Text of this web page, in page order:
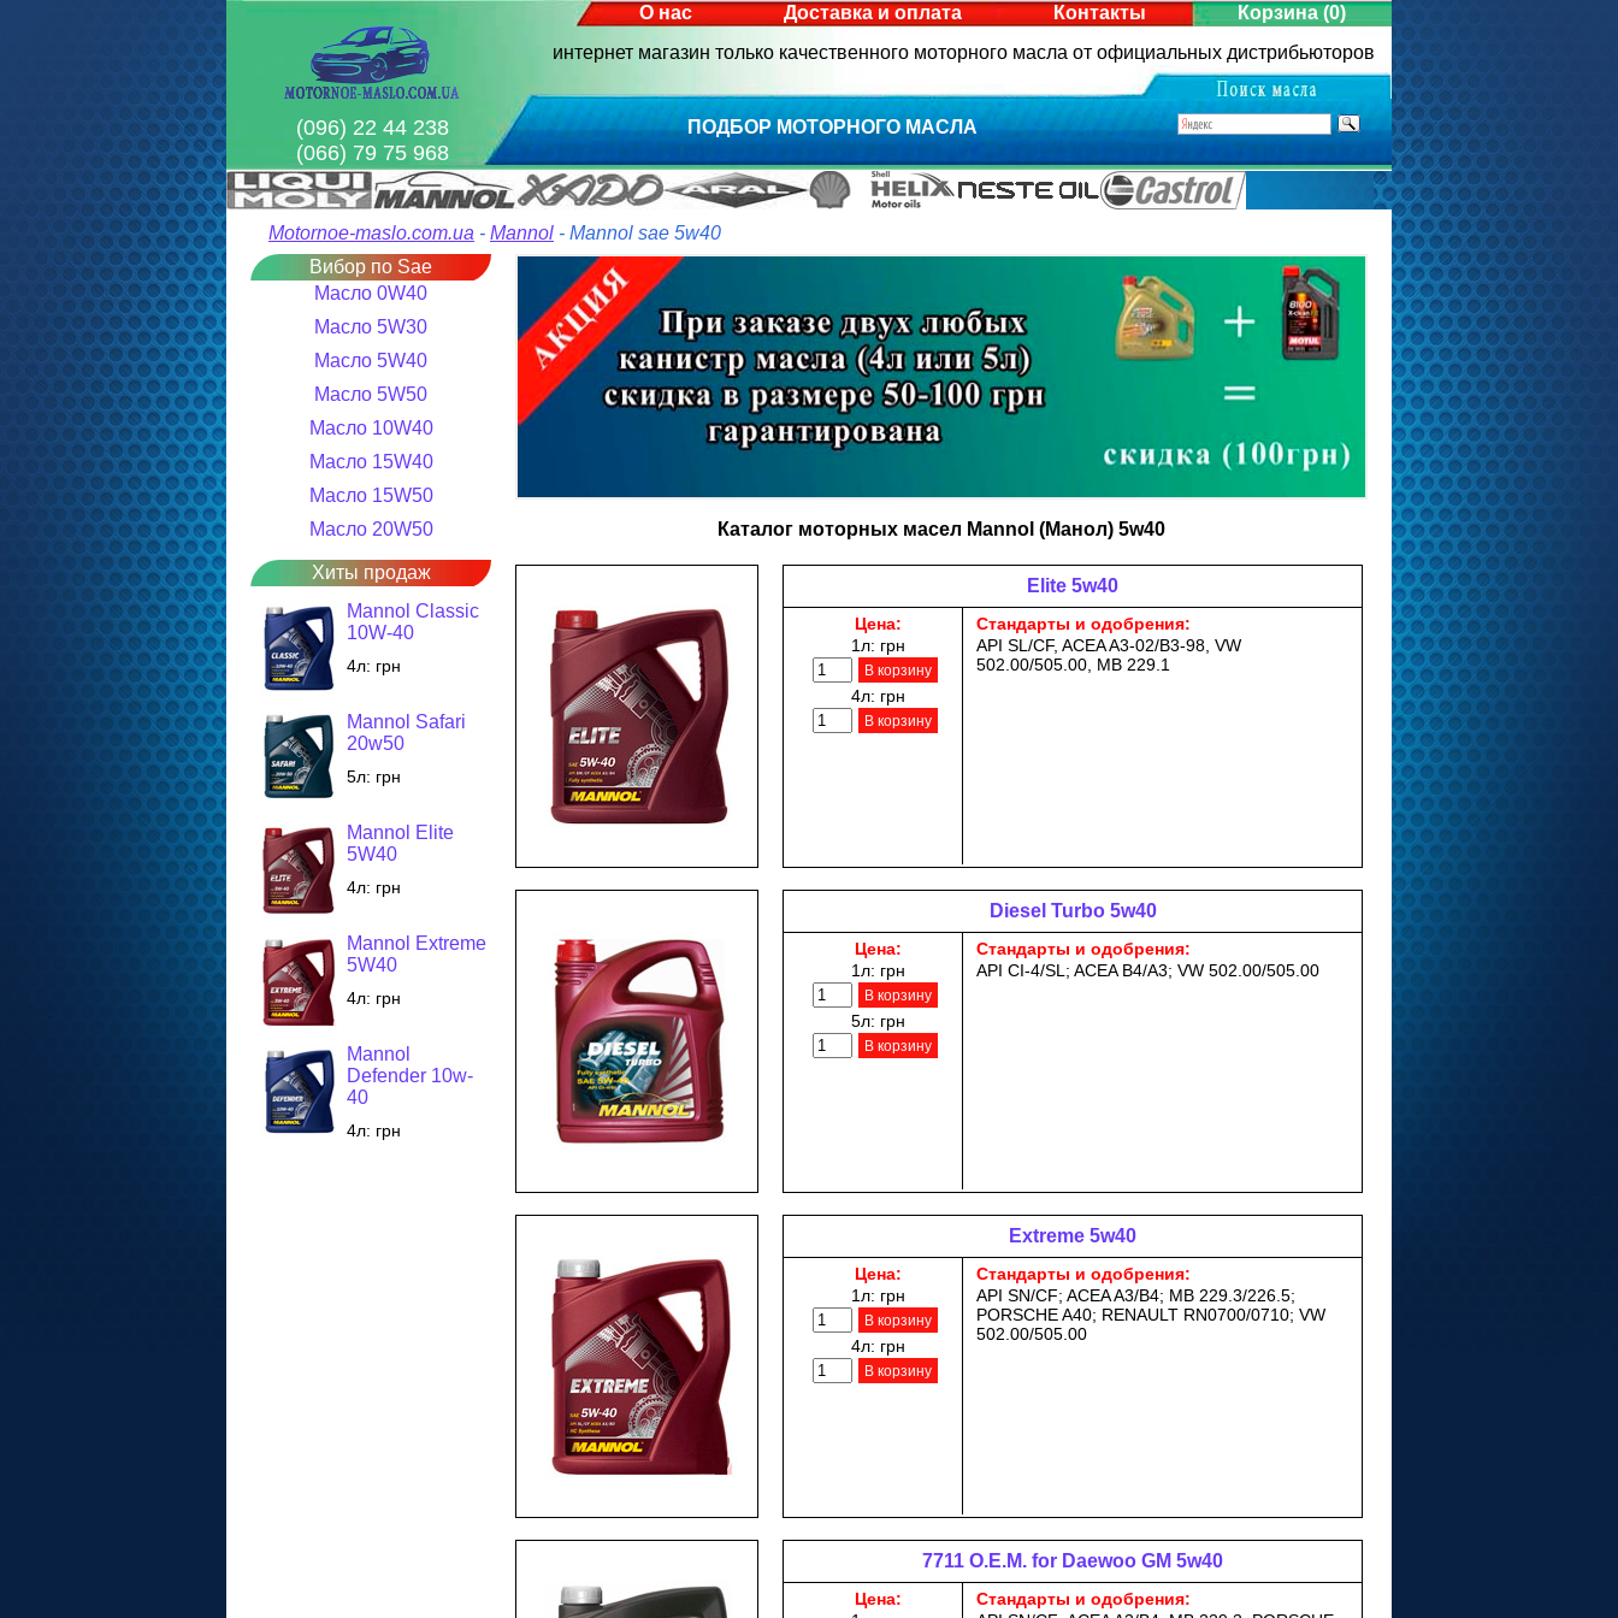
Корзина(0)
Контакты
Доставка и оплата
О нас
интернет магазин только качественного моторного масла от официальных дистрибьюторов
(096) 22 44 238
(066) 79 75 968
ПОДБОР МОТОРНОГО МАСЛА
Motornoe-maslo.com.ua - Mannol - Mannol sae 5w40
Вибор по Sae
Масло 0W40
Масло 5W30
Масло 5W40
Масло 5W50
Масло 10W40
Масло 15W40
Масло 15W50
Масло 20W50
Хиты продаж
Mannol Classic
10W-40
4л: грн
Mannol Safari
20w50
5л: грн
Mannol Elite
5W40
4л: грн
Mannol Extreme
5W40
4л: грн
Mannol
Defender 10w-
40
4л: грн
Каталог моторных масел Mannol (Манол) 5w40
Elite 5w40
Цена:
1л: грн
В корзину
4л: грн
В корзину
Стандарты и одобрения:
API SL/CF, ACEA A3-02/B3-98, VW
502.00/505.00, MB 229.1
Diesel Turbo 5w40
Цена:
1л: грн
В корзину
5л: грн
В корзину
Стандарты и одобрения:
API CI-4/SL; ACEA B4/A3; VW 502.00/505.00
Extreme 5w40
Цена:
1л: грн
В корзину
4л: грн
В корзину
Стандарты и одобрения:
API SN/CF; ACEA A3/B4; MB 229.3/226.5;
PORSCHE A40; RENAULT RN0700/0710; VW
502.00/505.00
7711 O.E.M. for Daewoo GM 5w40
Цена:
Стандарты и одобрения: